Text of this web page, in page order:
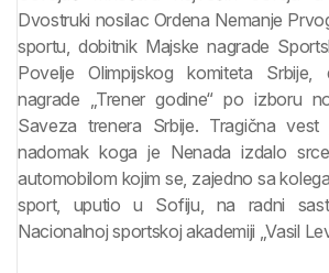
Dvostruki nosilac Ordena Nemanje
sportu, dobitnik Majske nagrade
Povelje Olimpijskog komiteta
nagrade „Trener godine“ po izboru
Saveza trenera Srbije. Tragična
nadomak koga je Nenada izdalo
automobilom kojim se, zajedno sa
sport, uputio u Sofiju, na radni
Nacionalnoj sportskoj akademiji „Vasil